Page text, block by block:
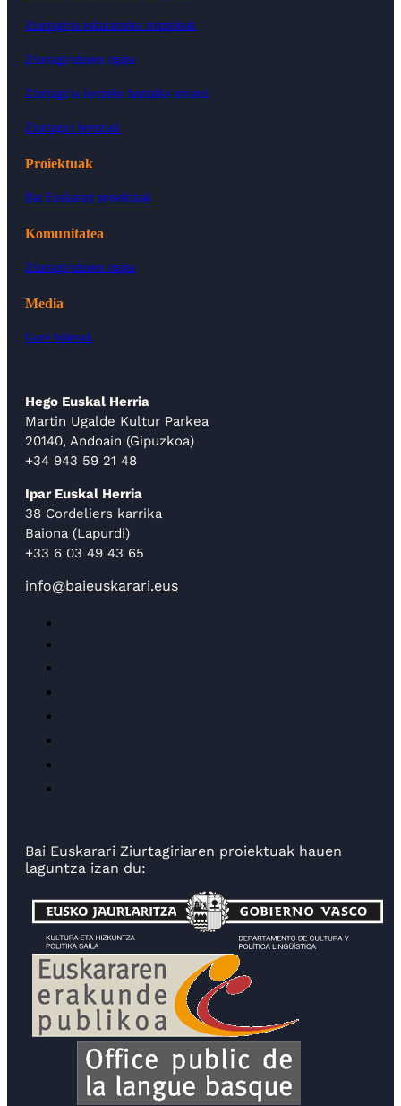
Ziurtagiria eskuratzeko irizpideak
Ziurtagiridunen mapa
Ziurtagiria lortzeko hamaika arrazoi
Ziurtagiri bereziak
Proiektuak
Bai Euskarari proiektuak
Komunitatea
Ziurtagiridunen mapa
Media
Gure bideoak
Hego Euskal Herria
Martin Ugalde Kultur Parkea
20140, Andoain (Gipuzkoa)
+34 943 59 21 48
Ipar Euskal Herria
38 Cordeliers karrika
Baiona (Lapurdi)
+33 6 03 49 43 65
info@baieuskarari.eus
Bai Euskarari Ziurtagiriaren proiektuak hauen
laguntza izan du: